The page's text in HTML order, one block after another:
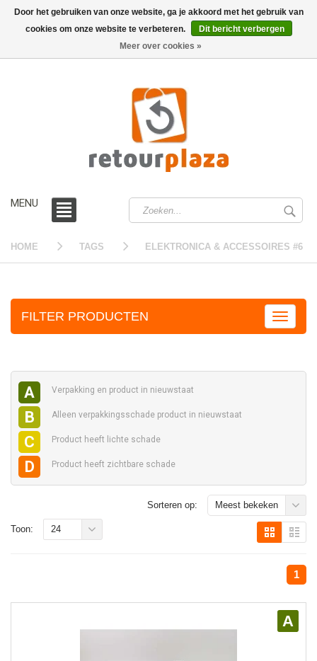
MENU
HOME TAGS ELEKTRONICA & ACCESSOIRES #6
FILTER PRODUCTEN
A Verpakking en product in nieuwstaat
B Alleen verpakkingsschade product in nieuwstaat
C Product heeft lichte schade
D Product heeft zichtbare schade
Sorteren op: Meest bekeken
1
Toon: 24
A
Door het gebruiken van onze website, ga je akkoord met het gebruik van
cookies om onze website te verbeteren.
Dit bericht verbergen
Meer over cookies »